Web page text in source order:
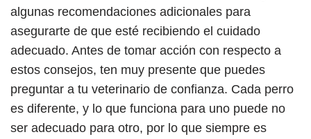
algunas recomendaciones adicionales para
asegurarte de que esté recibiendo el cuidado
adecuado. Antes de tomar acción con respecto a
estos consejos, ten muy presente que puedes
preguntar a tu veterinario de confianza. Cada perro
es diferente, y lo que funciona para uno puede no
ser adecuado para otro, por lo que siempre es